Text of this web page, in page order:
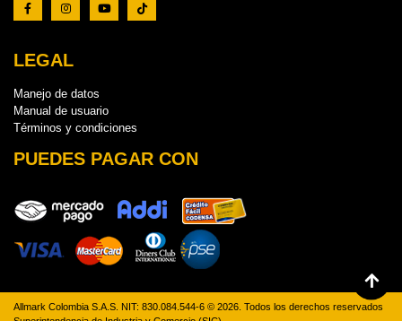
LEGAL
Manejo de datos
Manual de usuario
Términos y condiciones
PUEDES PAGAR CON
Allmark Colombia S.A.S. NIT: 830.084.544-6 © 2026. Todos los derechos reservados